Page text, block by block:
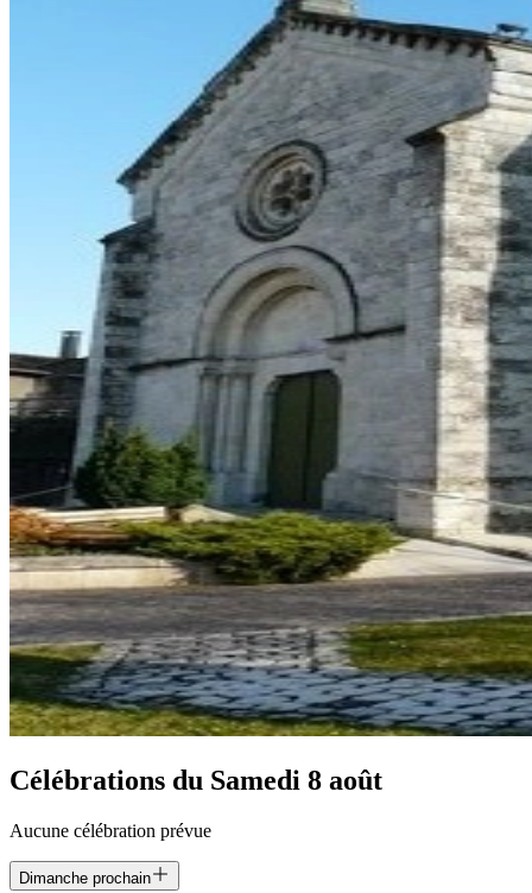
Célébrations du Samedi 8 août
Aucune célébration prévue
Dimanche prochain